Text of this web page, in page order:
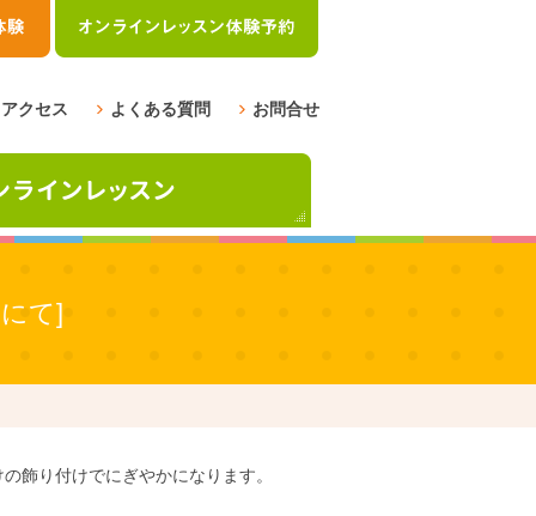
アクセス よくある質問 お問合せ
て]
飾り付けでにぎやかになります。